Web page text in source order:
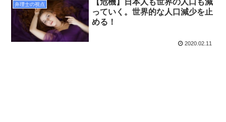
弁理士の視点
【危機】日本人も世界の人口も減
っていく。世界的な人口減少を止
める！
2020.02.11